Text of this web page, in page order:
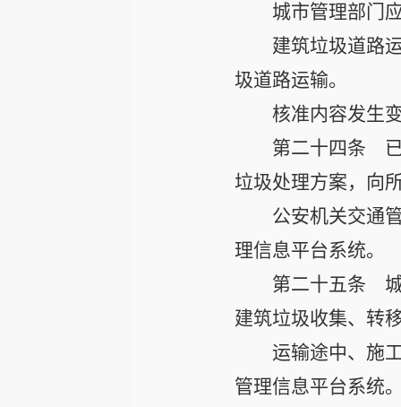
城市管理部门
建筑垃圾道路
圾道路运输。
核准内容发生
第二十四条 已
垃圾处理方案，向
公安机关交通
理信息平台系统。
第二十五条 城
建筑垃圾收集、转
运输途中、施
管理信息平台系统